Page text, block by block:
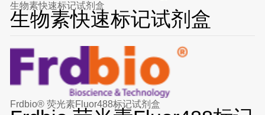
生物素快速标记试剂盒
生物素快速标记试剂盒
Frdbio® 荧光素Fluor488标记试剂盒